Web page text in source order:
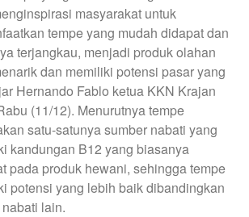
masyarakat untuk
tempe yang mudah didapat dan
terjangkau, menjadi produk olahan
dan memiliki potensi pasar yang
Hernando Fablo ketua KKN Krajan
(11/12). Menurutnya tempe
satu-satunya sumber nabati yang
kandungan B12 yang biasanya
pada produk hewani, sehingga tempe
potensi yang lebih baik dibandingkan
lain.